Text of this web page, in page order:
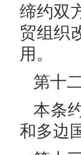
缔约双
贸组织
用。
第十
本条
和多边